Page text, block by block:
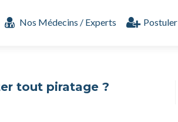
Nos Médecins / Experts Postuler
tout piratage ?